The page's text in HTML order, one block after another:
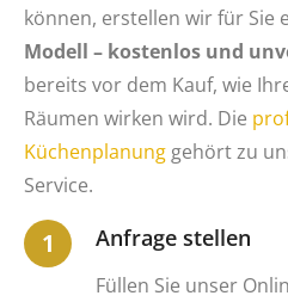
können, erstellen wir für Sie
Modell – kostenlos und
bereits vor dem Kauf, wie
Räumen wirken wird. Die
Küchenplanunggehört zu
Service.
Anfrage stellen
Füllen Sie unser